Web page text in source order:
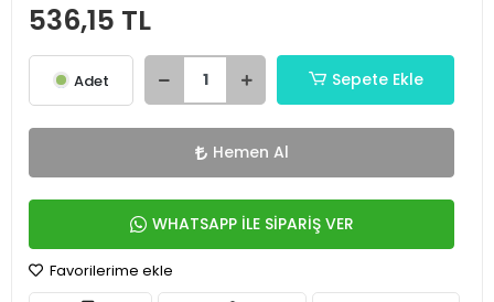
536,15 TL
Adet Sepete Ekle
Hemen Al
WHATSAPP İLE SİPARİŞ VER
Favorilerime ekle